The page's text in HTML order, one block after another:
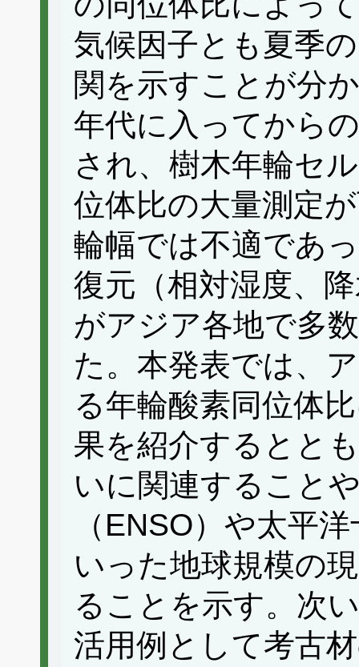
気候因子とも夏季
関を示すことが分
年代に入ってから
され、樹木年輪セ
位体比の大量測定
輪幅では不適であ
復元（相対湿度、
がアジア各地で多
た。本発表では、
る年輪酸素同位体
果を紹介するとと
いに関連すること
（ENSO）や太平
いった地球規模の
ることを示す。次
活用例として考古